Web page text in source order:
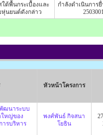
ต้พื้นกระเบื้องและ
หุ่นยนต์ดังกล่าว
กำลังดำเนินการ
หัวหน้าโครงการ
พัฒนาระบบ
หญ่ของ
รบริหาร
พงศ์พันธ์ กิจสนา
โยธิน